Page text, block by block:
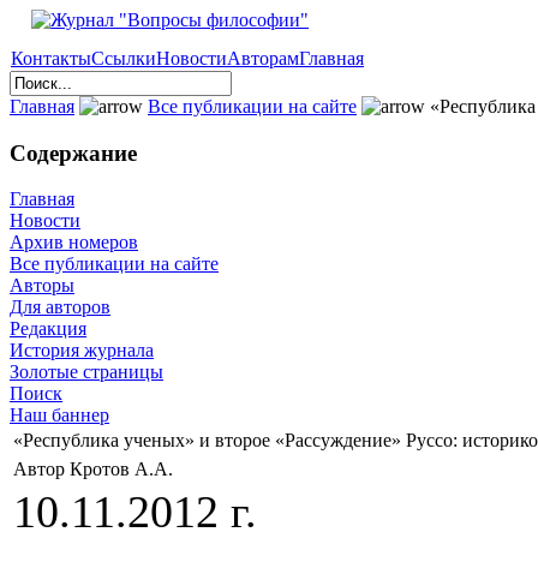
КонтактыСсылкиНовостиАвторамГлавная
Главная Все публикации на сайте
Содержание
Главная
Новости
Архив номеров
Все публикации на сайте
Авторы
Для авторов
Редакция
История журнала
Золотые страницы
Поиск
Наш баннер
«Республика ученых» и второе «Рассуждение» Руссо:
Автор Кротов А.А.
10.11.2012 г.